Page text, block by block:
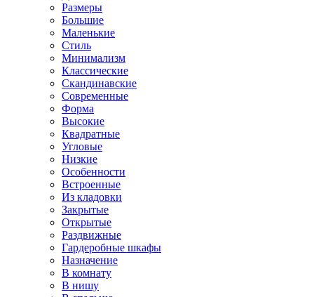
Размеры
Большие
Маленькие
Стиль
Минимализм
Классические
Скандинавские
Современные
Форма
Высокие
Квадратные
Угловые
Низкие
Особенности
Встроенные
Из кладовки
Закрытые
Открытые
Раздвижные
Гардеробные шкафы
Назначение
В комнату
В нишу